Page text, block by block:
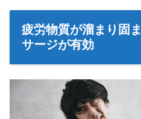
疲労物質が溜まり固
サージが有効